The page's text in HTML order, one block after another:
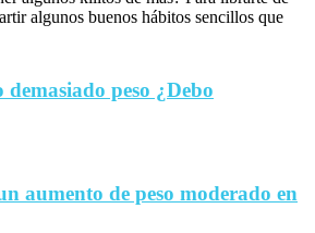
algunos buenos hábitos sencillos que
peso ¿Debo
aumento de peso moderado en